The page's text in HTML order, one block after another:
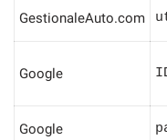
GestionaleAuto.com
Google
Google